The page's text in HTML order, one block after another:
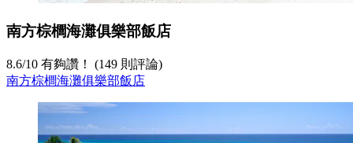
南方棕櫚海灘俱樂部飯店
8.6/10 有夠讚！ (149 則評論)
南方棕櫚海灘俱樂部飯店